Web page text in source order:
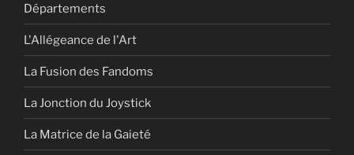
Départements
L'Allégeance de l'Art
La Fusion des Fandoms
La Jonction du Joystick
La Matrice de la Gaieté